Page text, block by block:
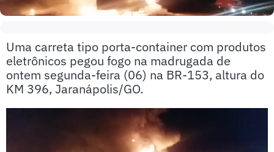
Uma carreta tipo porta-container com produtos
eletrônicos pegou fogo na madrugada de
ontem segunda-feira (06) na BR-153, altura do
KM 396, Jaranápolis/GO.